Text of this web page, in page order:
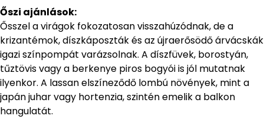
Őszi ajánlások:
Ősszel a virágok fokozatosan visszahúzódnak, de a
krizantémok, díszkáposzták és az újraerősödő árvácskák
igazi színpompát varázsolnak. A díszfüvek, borostyán,
tűztövis vagy a berkenye piros bogyói is jól mutatnak
ilyenkor. A lassan elszíneződő lombú növények, mint a
japán juhar vagy hortenzia, szintén emelik a balkon
hangulatát.